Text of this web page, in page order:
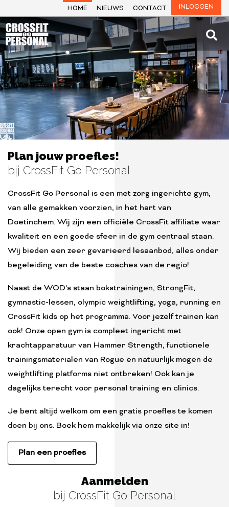
HOME NIEUWS CONTACT INLOGGEN
Crossfit Go Personal
is een met zorg ingerichte gym, van alle gemakken voorzien,
in het hart van Doetinchem
Kom binnen kijken ›
Plan jouw proefles!
bij CrossFit Go Personal
CrossFit Go Personal is een met zorg ingerichte gym,
van alle gemakken voorzien, in het hart van
Doetinchem. Wij zijn een officiële CrossFit affiliate waar
kwaliteit en een goede sfeer in de gym centraal staan.
Wij bieden een zeer gevarieerd lesaanbod, alles onder
begeleiding van de beste coaches van de regio!
Naast de WOD's staan bokstrainingen, StrongFit,
gymnastic-lessen, olympic weightlifting, yoga, running en
CrossFit kids op het programma. Voor jezelf trainen kan
ook! Onze open gym is compleet ingericht met
krachtapparatuur van Hammer Strength, functionele
trainingsmaterialen van Rogue en natuurlijk mogen de
weightlifting platforms niet ontbreken! Ook kan je
dagelijks terecht voor personal training en clinics.
Je bent altijd welkom om een gratis proefles te komen
doen bij ons. Boek hem makkelijk via onze site in!
Plan een proefles
Aanmelden
bij CrossFit Go Personal